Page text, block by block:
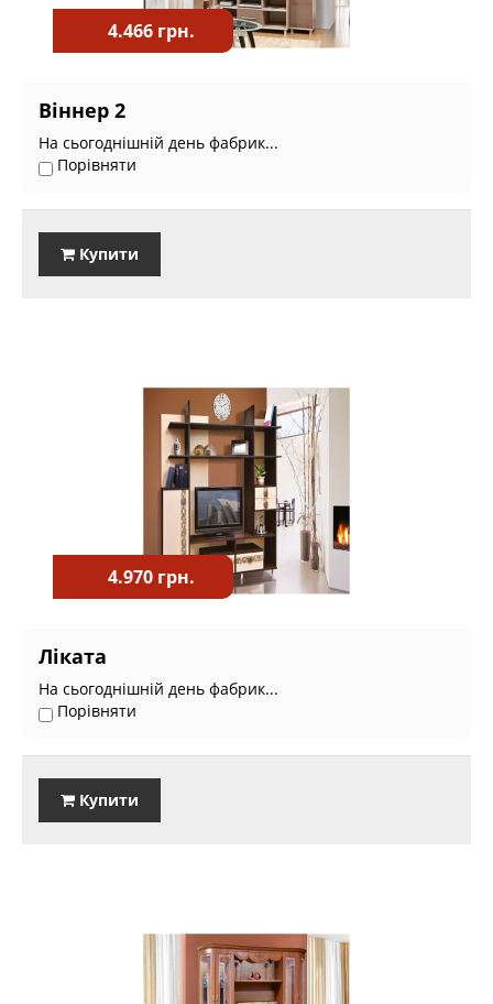
4.466 грн.
Віннер 2
На сьогоднішній день фабрик...
Порівняти
Купити
4.970 грн.
Ліката
На сьогоднішній день фабрик...
Порівняти
Купити